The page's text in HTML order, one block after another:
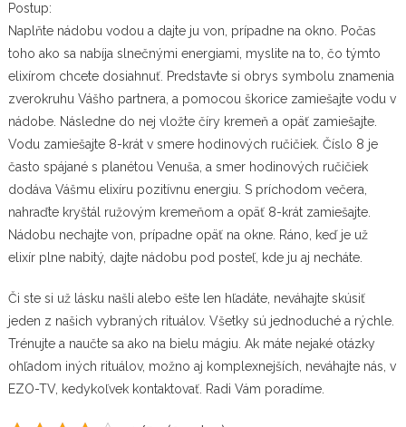
Postup:
Naplňte nádobu vodou a dajte ju von, prípadne na okno. Počas
toho ako sa nabíja slnečnými energiami, myslite na to, čo týmto
elixírom chcete dosiahnuť. Predstavte si obrys symbolu znamenia
zverokruhu Vášho partnera, a pomocou škorice zamiešajte vodu v
nádobe. Následne do nej vložte číry kremeň a opäť zamiešajte.
Vodu zamiešajte 8-krát v smere hodinových ručičiek. Číslo 8 je
často spájané s planétou Venuša, a smer hodinových ručičiek
dodáva Vášmu elixíru pozitívnu energiu. S príchodom večera,
nahraďte kryštál ružovým kremeňom a opäť 8-krát zamiešajte.
Nádobu nechajte von, prípadne opäť na okne. Ráno, keď je už
elixír plne nabitý, dajte nádobu pod posteľ, kde ju aj necháte.
Či ste si už lásku našli alebo ešte len hľadáte, neváhajte skúsiť
jeden z našich vybraných rituálov. Všetky sú jednoduché a rýchle.
Trénujte a naučte sa ako na bielu mágiu. Ak máte nejaké otázky
ohľadom iných rituálov, možno aj komplexnejších, neváhajte nás, v
EZO-TV, kedykoľvek kontaktovať. Radi Vám poradíme.